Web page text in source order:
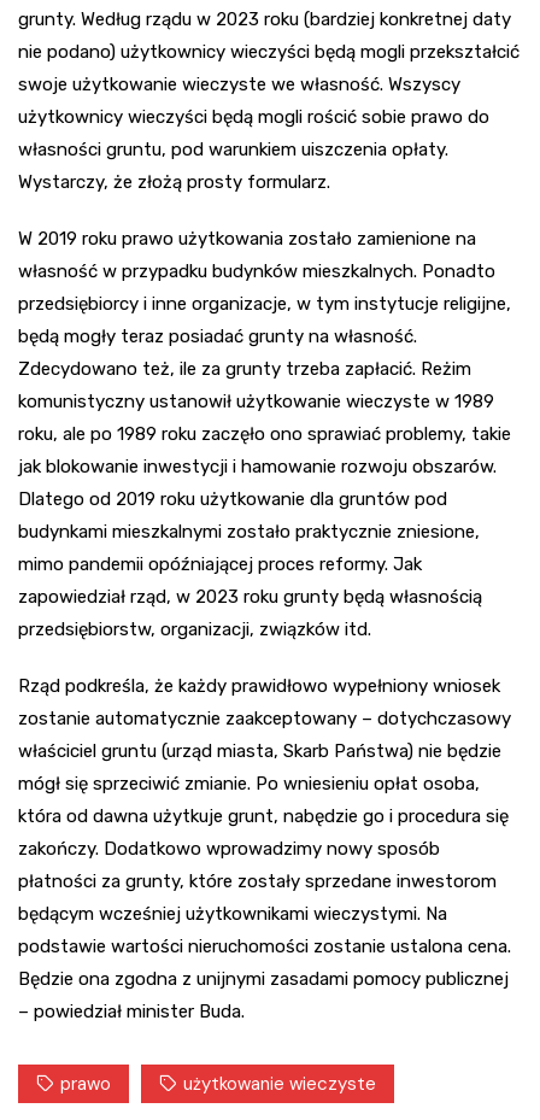
grunty. Według rządu w 2023 roku (bardziej konkretnej daty
nie podano) użytkownicy wieczyści będą mogli przekształcić
swoje użytkowanie wieczyste we własność. Wszyscy
użytkownicy wieczyści będą mogli rościć sobie prawo do
własności gruntu, pod warunkiem uiszczenia opłaty.
Wystarczy, że złożą prosty formularz.
W 2019 roku prawo użytkowania zostało zamienione na
własność w przypadku budynków mieszkalnych. Ponadto
przedsiębiorcy i inne organizacje, w tym instytucje religijne,
będą mogły teraz posiadać grunty na własność.
Zdecydowano też, ile za grunty trzeba zapłacić. Reżim
komunistyczny ustanowił użytkowanie wieczyste w 1989
roku, ale po 1989 roku zaczęło ono sprawiać problemy, takie
jak blokowanie inwestycji i hamowanie rozwoju obszarów.
Dlatego od 2019 roku użytkowanie dla gruntów pod
budynkami mieszkalnymi zostało praktycznie zniesione,
mimo pandemii opóźniającej proces reformy. Jak
zapowiedział rząd, w 2023 roku grunty będą własnością
przedsiębiorstw, organizacji, związków itd.
Rząd podkreśla, że każdy prawidłowo wypełniony wniosek
zostanie automatycznie zaakceptowany – dotychczasowy
właściciel gruntu (urząd miasta, Skarb Państwa) nie będzie
mógł się sprzeciwić zmianie. Po wniesieniu opłat osoba,
która od dawna użytkuje grunt, nabędzie go i procedura się
zakończy. Dodatkowo wprowadzimy nowy sposób
płatności za grunty, które zostały sprzedane inwestorom
będącym wcześniej użytkownikami wieczystymi. Na
podstawie wartości nieruchomości zostanie ustalona cena.
Będzie ona zgodna z unijnymi zasadami pomocy publicznej
– powiedział minister Buda.
prawo użytkowanie wieczyste